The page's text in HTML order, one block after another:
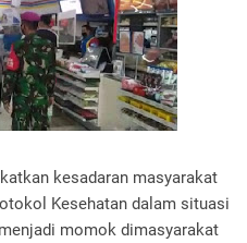
kesadaran masyarakat
Kesehatan dalam situasi
momok dimasyarakat